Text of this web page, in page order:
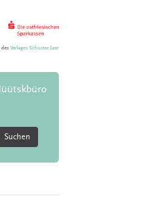
Verlages Schuster Leer
Suchen